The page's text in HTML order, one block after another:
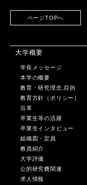
ページTOPへ
大学概要
学長メッセージ
本学の概要
教育・研究理念,目的
教育方針（ポリシー）
沿革
卒業生等の活躍
卒業生インタビュー
組織図・定員
教員紹介
大学評価
公的研究費関連
求人情報